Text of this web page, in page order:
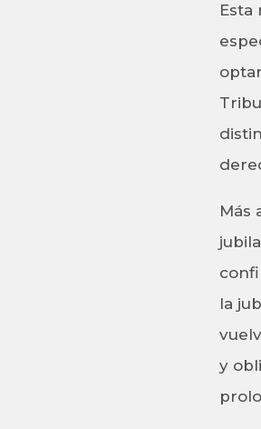
Más
la
y